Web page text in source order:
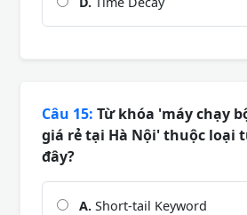
Câu 15: Từ khóa 'máy chạy
giá rẻ tại Hà Nội' thuộc loại
đây?
A. Short-tail Keyword